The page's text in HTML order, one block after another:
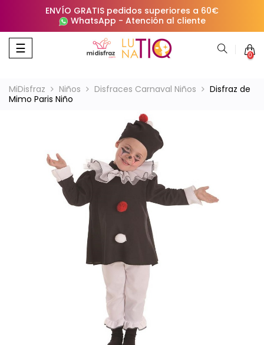
ENVÍO GRATIS pedidos superiores a 60€
WhatsApp - Atención al cliente
Navegación
de
☰ 0
MiDisfraz Niños Disfraces Carnaval Niños
Disfraz de
Mimo Paris Niño